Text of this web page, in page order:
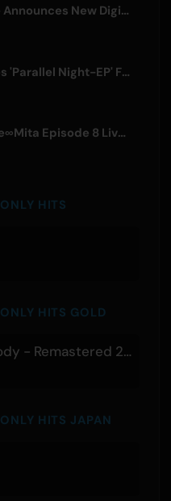
ShowMinorSavage Announces New Digital Single 'Gradation'
BILLY BOO Releases 'Parallel Night-EP' Featuring TV Drama Theme Song
BanG Dream! Yume∞Mita Episode 8 Live Clip Released
ONLY HITS
ONLY HITS GOLD
Bohemian Rhapsody - Remastered 2011
ONLY HITS JAPAN